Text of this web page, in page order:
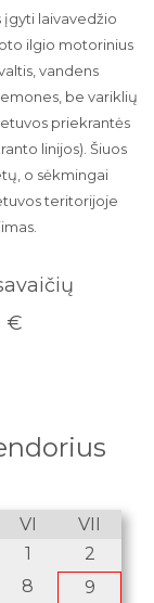
įgyti laivavedžio
ilgio motorinius
vandens
be variklių
priekrantės
linijos). Šiuos
o sėkmingai
teritorijoje
€
VI
VII
1
2
8 9
VI
VII
5
6
12 13
VI
VII
3
4
10 11